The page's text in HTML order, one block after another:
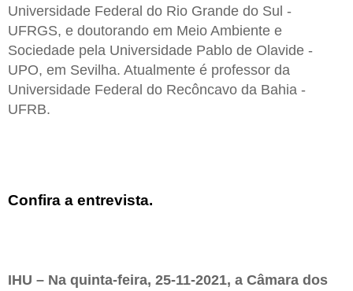
Universidade Federal do Rio Grande do Sul -
UFRGS, e doutorando em Meio Ambiente e
Sociedade pela Universidade Pablo de Olavide -
UPO, em Sevilha. Atualmente é professor da
Universidade Federal do Recôncavo da Bahia -
UFRB.
Confira a entrevista.
IHU – Na quinta-feira, 25-11-2021, a Câmara dos